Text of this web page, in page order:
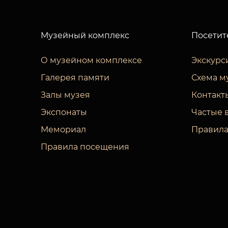
Музейный комплекс
О музейном комплексе
Галерея памяти
Залы музея
Экспонаты
Мемориал
Правила посещения
Схема
Частые